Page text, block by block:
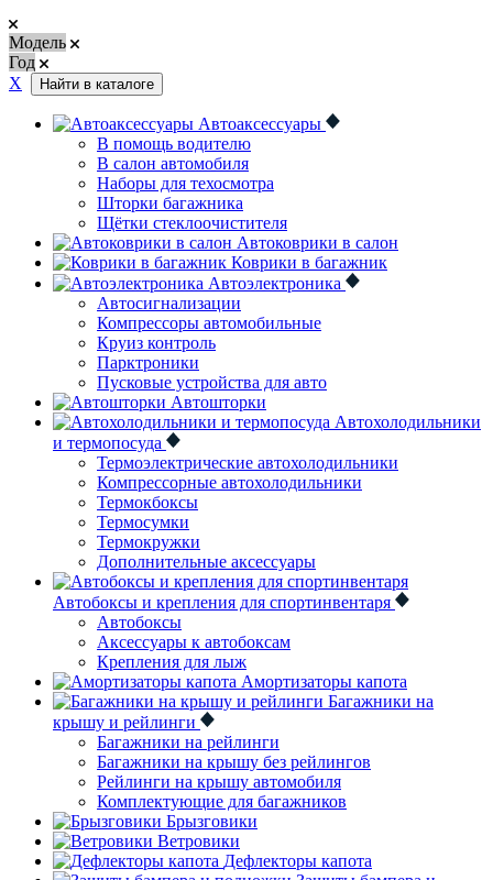
Модель
Год
Х
Найти в каталоге
Автоаксессуары
В помощь водителю
В салон автомобиля
Наборы для техосмотра
Шторки багажника
Щётки стеклоочистителя
Автоковрики в салон
Коврики в багажник
Автоэлектроника
Автосигнализации
Компрессоры автомобильные
Круиз контроль
Парктроники
Пусковые устройства для авто
Автошторки
Автохолодильники
и термопосуда
Термоэлектрические автохолодильники
Компрессорные автохолодильники
Термокбоксы
Термосумки
Термокружки
Дополнительные аксессуары
Автобоксы и крепления для спортинвентаря
Автобоксы
Аксессуары к автобоксам
Крепления для лыж
Амортизаторы капота
Багажники на
крышу и рейлинги
Багажники на рейлинги
Багажники на крышу без рейлингов
Рейлинги на крышу автомобиля
Комплектующие для багажников
Брызговики
Ветровики
Дефлекторы капота